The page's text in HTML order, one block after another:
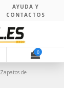
AYUDA Y
CONTACTOS
0
Zapatos de